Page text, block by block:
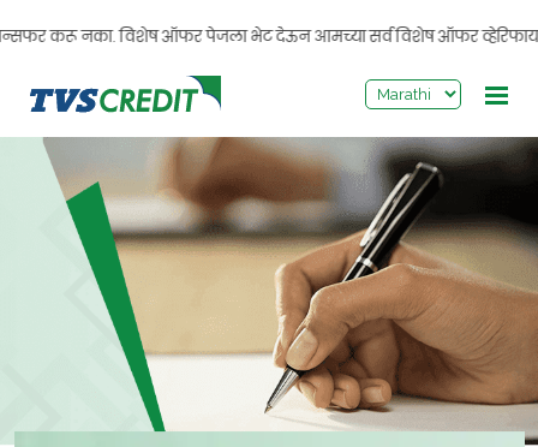
करू नका. विशेष ऑफर पेजला भेट देऊन आमच्या सर्व विशेष ऑफर व्हेरिफाय करा.